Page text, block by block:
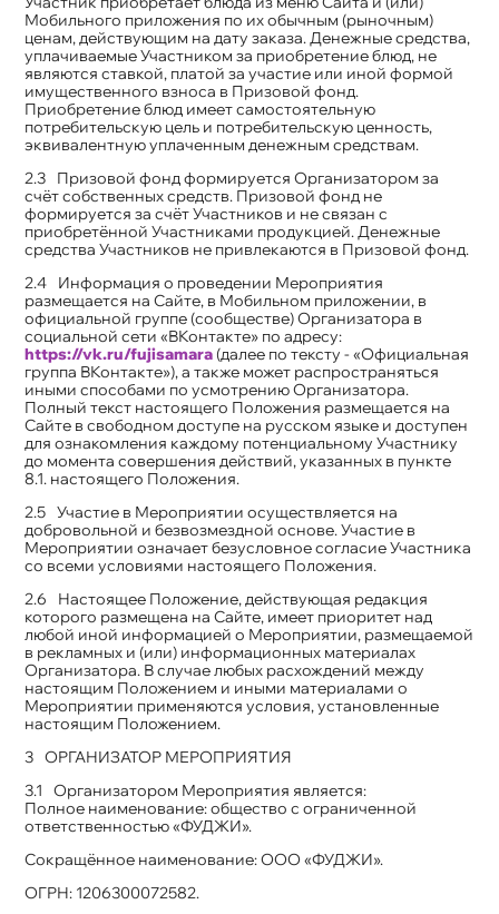
Мобильного приложения по их обычным (рыночным)
ценам, действующим на дату заказа. Денежные средства,
уплачиваемые Участником за приобретение блюд, не
являются ставкой, платой за участие или иной формой
имущественного взноса в Призовой фонд.
Приобретение блюд имеет самостоятельную
потребительскую цель и потребительскую ценность,
эквивалентную уплаченным денежным средствам.
Призовой фонд формируется Организатором за
счёт собственных средств. Призовой фонд не
формируется за счёт Участников и не связан с
приобретённой Участниками продукцией. Денежные
средства Участников не привлекаются в Призовой фонд.
Информация о проведении Мероприятия
размещается на Сайте, в Мобильном приложении, в
официальной группе (сообществе) Организатора в
социальной сети «ВКонтакте» по адресу:
https://vk.ru/fujisamara (далее по тексту - «Официальная
группа ВКонтакте»), а также может распространяться
иными способами по усмотрению Организатора.
Полный текст настоящего Положения размещается на
Сайте в свободном доступе на русском языке и доступен
для ознакомления каждому потенциальному Участнику
до момента совершения действий, указанных в пункте
8.1. настоящего Положения.
Участие в Мероприятии осуществляется на
добровольной и безвозмездной основе. Участие в
Мероприятии означает безусловное согласие Участника
со всеми условиями настоящего Положения.
Настоящее Положение, действующая редакция
которого размещена на Сайте, имеет приоритет над
любой иной информацией о Мероприятии, размещаемой
в рекламных и (или) информационных материалах
Организатора. В случае любых расхождений между
настоящим Положением и иными материалами о
Мероприятии применяются условия, установленные
настоящим Положением.
ОРГАНИЗАТОР МЕРОПРИЯТИЯ
Организатором Мероприятия является:
Полное наименование: общество с ограниченной
ответственностью «ФУДЖИ».
Сокращённое наименование: ООО «ФУДЖИ».
ОГРН: 1206300072582.